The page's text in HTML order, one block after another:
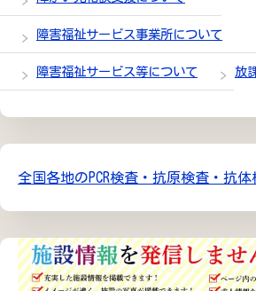
障害福祉サービス事業所について
障害福祉サービス等について 放
全国各地のPCR検査・抗原検査・抗